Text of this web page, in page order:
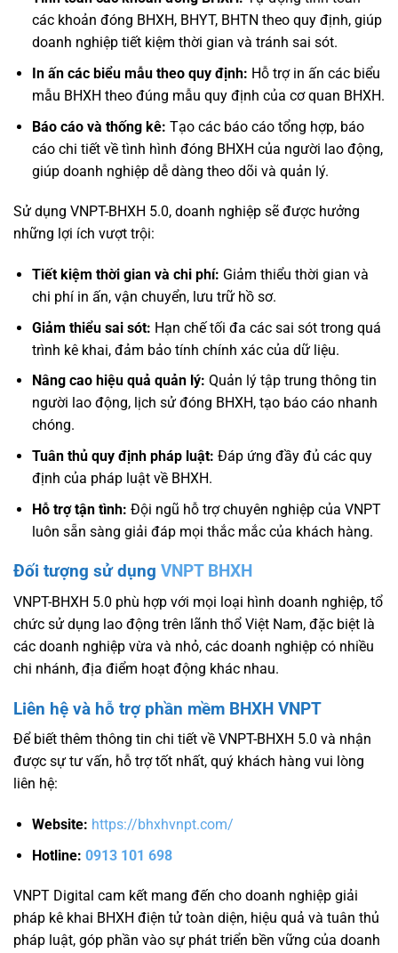
các khoản đóng BHXH, BHYT, BHTN theo quy định, giúp
doanh nghiệp tiết kiệm thời gian và tránh sai sót.
In ấn các biểu mẫu theo quy định: Hỗ trợ in ấn các biểu
mẫu BHXH theo đúng mẫu quy định của cơ quan BHXH.
Báo cáo và thống kê: Tạo các báo cáo tổng hợp, báo
cáo chi tiết về tình hình đóng BHXH của người lao động,
giúp doanh nghiệp dễ dàng theo dõi và quản lý.
Sử dụng VNPT-BHXH 5.0, doanh nghiệp sẽ được hưởng
những lợi ích vượt trội:
Tiết kiệm thời gian và chi phí: Giảm thiểu thời gian và
chi phí in ấn, vận chuyển, lưu trữ hồ sơ.
Giảm thiểu sai sót: Hạn chế tối đa các sai sót trong quá
trình kê khai, đảm bảo tính chính xác của dữ liệu.
Nâng cao hiệu quả quản lý: Quản lý tập trung thông tin
người lao động, lịch sử đóng BHXH, tạo báo cáo nhanh
chóng.
Tuân thủ quy định pháp luật: Đáp ứng đầy đủ các quy
định của pháp luật về BHXH.
Hỗ trợ tận tình: Đội ngũ hỗ trợ chuyên nghiệp của VNPT
luôn sẵn sàng giải đáp mọi thắc mắc của khách hàng.
Đối tượng sử dụng VNPT BHXH
VNPT-BHXH 5.0 phù hợp với mọi loại hình doanh nghiệp, tổ
chức sử dụng lao động trên lãnh thổ Việt Nam, đặc biệt là
các doanh nghiệp vừa và nhỏ, các doanh nghiệp có nhiều
chi nhánh, địa điểm hoạt động khác nhau.
Liên hệ và hỗ trợ phần mềm BHXH VNPT
Để biết thêm thông tin chi tiết về VNPT-BHXH 5.0 và nhận
được sự tư vấn, hỗ trợ tốt nhất, quý khách hàng vui lòng
liên hệ:
Website: https://bhxhvnpt.com/
Hotline: 0913 101 698
VNPT Digital cam kết mang đến cho doanh nghiệp giải
pháp kê khai BHXH điện tử toàn diện, hiệu quả và tuân thủ
pháp luật, góp phần vào sự phát triển bền vững của doanh